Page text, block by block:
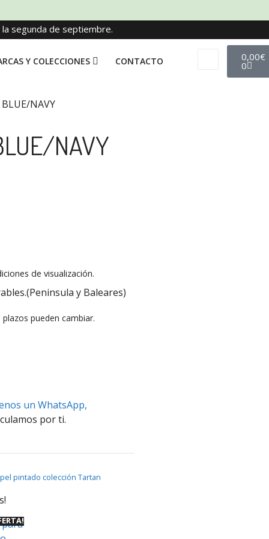
segunda de septiembre.
Y COLECCIONES CONTACTO 0,00€
0
NAVY
NAVY
de visualización.
y Baleares)
pueden cambiar.
un WhatsApp,
por ti.
pintado colección Tartan